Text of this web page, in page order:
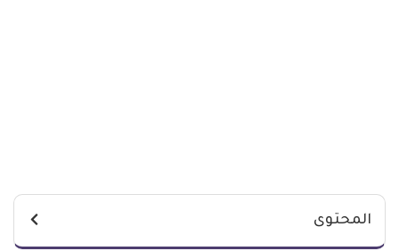
المحتوى